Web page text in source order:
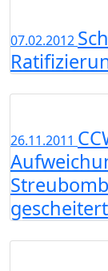
07.02.2012
26.11.2011
gescheitert